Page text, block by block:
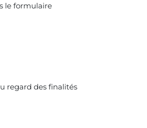
le formulaire
regard des finalités